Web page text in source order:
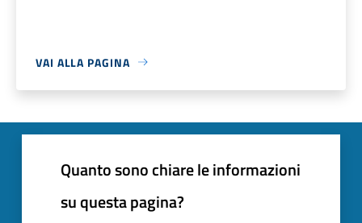
VAI ALLA PAGINA
Quanto sono chiare le informazioni
su questa pagina?